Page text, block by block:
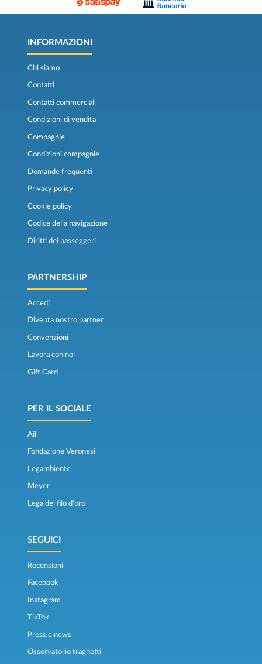
INFORMAZIONI
Chi siamo
Contatti
Contatti commerciali
Condizioni di vendita
Compagnie
Condizioni compagnie
Domande frequenti
Privacy policy
Cookie policy
Codice della navigazione
Diritti dei passeggeri
PARTNERSHIP
Accedi
Diventa nostro partner
Convenzioni
Lavora con noi
Gift Card
PER IL SOCIALE
Ail
Fondazione Veronesi
Legambiente
Meyer
Lega del filo d’oro
SEGUICI
Recensioni
Facebook
Instagram
TikTok
Press e news
Osservatorio traghetti